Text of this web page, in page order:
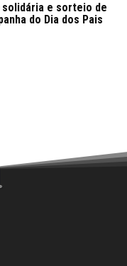
solidária e sorteio de
do Dia dos Pais